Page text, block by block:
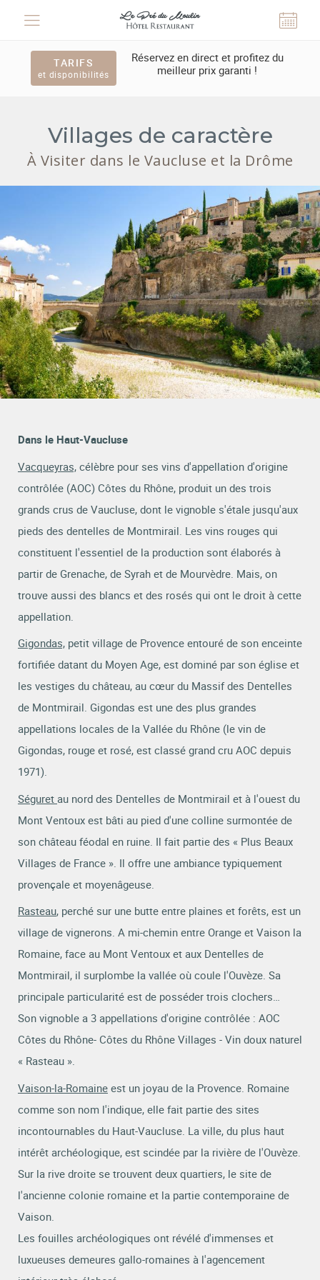
Réservez en direct et profitez du
meilleur prix garanti !
TARIFS
et disponibilités
Villages de caractère
À Visiter dans le Vaucluse et la Drôme
Dans le Haut-Vaucluse
Vacqueyras, célèbre pour ses vins d'appellation d'origine
contrôlée (AOC) Côtes du Rhône, produit un des trois
grands crus de Vaucluse, dont le vignoble s'étale jusqu'aux
pieds des dentelles de Montmirail. Les vins rouges qui
constituent l'essentiel de la production sont élaborés à
partir de Grenache, de Syrah et de Mourvèdre. Mais, on
trouve aussi des blancs et des rosés qui ont le droit à cette
appellation.
Gigondas, petit village de Provence entouré de son enceinte
fortifiée datant du Moyen Age, est dominé par son église et
les vestiges du château, au cœur du Massif des Dentelles
de Montmirail. Gigondas est une des plus grandes
appellations locales de la Vallée du Rhône (le vin de
Gigondas, rouge et rosé, est classé grand cru AOC depuis
1971).
Séguret au nord des Dentelles de Montmirail et à l'ouest du
Mont Ventoux est bâti au pied d'une colline surmontée de
son château féodal en ruine. Il fait partie des « Plus Beaux
Villages de France ». Il offre une ambiance typiquement
provençale et moyenâgeuse.
Rasteau, perché sur une butte entre plaines et forêts, est un
village de vignerons. A mi-chemin entre Orange et Vaison la
Romaine, face au Mont Ventoux et aux Dentelles de
Montmirail, il surplombe la vallée où coule l'Ouvèze. Sa
principale particularité est de posséder trois clochers…
Son vignoble a 3 appellations d'origine contrôlée : AOC
Côtes du Rhône- Côtes du Rhône Villages - Vin doux naturel
« Rasteau ».
Vaison-la-Romaine est un joyau de la Provence. Romaine
comme son nom l'indique, elle fait partie des sites
incontournables du Haut-Vaucluse. La ville, du plus haut
intérêt archéologique, est scindée par la rivière de l'Ouvèze.
Sur la rive droite se trouvent deux quartiers, le site de
l'ancienne colonie romaine et la partie contemporaine de
Vaison.
Les fouilles archéologiques ont révélé d'immenses et
luxueuses demeures gallo-romaines à l'agencement